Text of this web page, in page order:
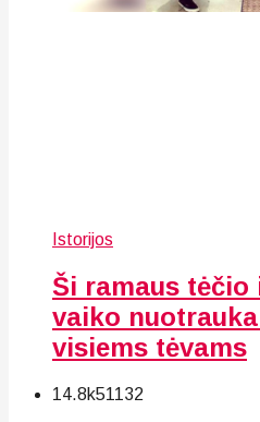
Istorijos
Ši ramaus
vaiko
visiems tėvams
14.8k51 132